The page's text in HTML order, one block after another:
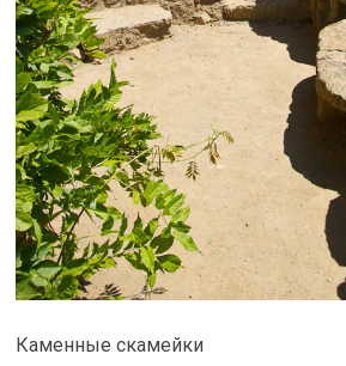
Каменные скамейки